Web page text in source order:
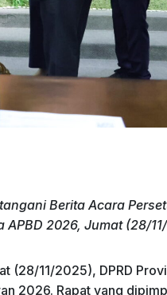
Berita Acara
APBD 2026, Jumat (28/
(28/11/2025), DPRD
2026. ​Rapat yang